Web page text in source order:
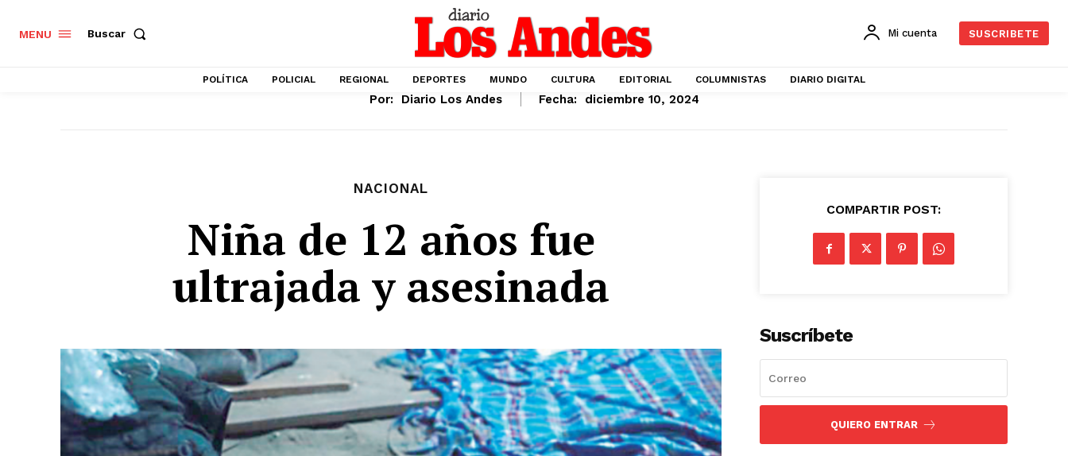
MENU Buscar Mi cuenta SUSCRIBETE
POLÍTICA POLICIAL REGIONAL DEPORTES MUNDO CULTURA EDITORIAL COLUMNISTAS DIARIO DIGITAL
Por: Diario Los Andes Fecha: diciembre 10, 2024
NACIONAL
Niña de 12 años fue
ultrajada y asesinada
COMPARTIR POST:
Suscríbete
QUIERO ENTRAR